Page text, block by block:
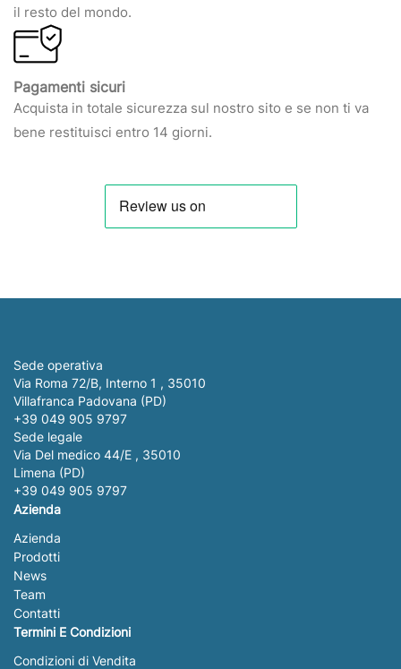
il resto del mondo.
Pagamenti sicuri
Acquista in totale sicurezza sul nostro sito e se non ti va
bene restituisci entro 14 giorni.
Sede operativa
Via Roma 72/B, Interno 1 , 35010
Villafranca Padovana (PD)
+39 049 905 9797
Sede legale
Via Del medico 44/E , 35010
Limena (PD)
+39 049 905 9797
Azienda
Azienda
Prodotti
News
Team
Contatti
Termini E Condizioni
Condizioni di Vendita